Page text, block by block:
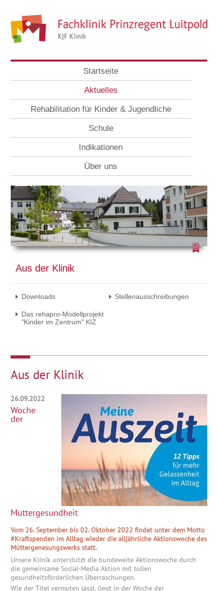
Startseite
Aktuelles
Rehabilitation für Kinder & Jugendliche
Schule
Indikationen
Über uns
Aus der Klinik
Downloads Stellenausschreibungen
Das rehapro-Modellprojekt
"Kinder im Zentrum" KIZ
Aus der Klinik
26.09.2022
Woche
der
Müttergesundheit
Vom 26. September bis 02. Oktober 2022 findet unter dem Motto
#Kraftspenden im Alltag wieder die alljährliche Aktionswoche des
Müttergenesungswerks statt.
Unsere Klinik unterstützt die bundeweite Aktionswoche durch
die gemeinsame Social-Media Aktion mit tollen
gesundheitsförderlichen Überraschungen.
Wie der Titel vermuten lässt, liegt in der Woche der